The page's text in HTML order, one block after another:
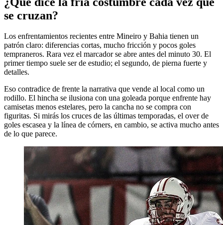
se cruzan?
Los enfrentamientos recientes entre Mineiro y Bahia tienen un
patrón claro: diferencias cortas, mucho fricción y pocos goles
tempraneros. Rara vez el marcador se abre antes del minuto 30. El
primer tiempo suele ser de estudio; el segundo, de pierna fuerte y
detalles.
Eso contradice de frente la narrativa que vende al local como un
rodillo. El hincha se ilusiona con una goleada porque enfrente hay
camisetas menos estelares, pero la cancha no se compra con
figuritas. Si mirás los cruces de las últimas temporadas, el over de
goles escasea y la línea de córners, en cambio, se activa mucho antes
de lo que parece.